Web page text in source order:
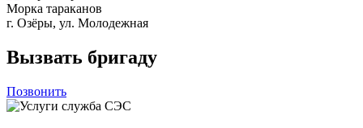
Морка тараканов
г. Озёры, ул. Молодежная
Вызвать бригаду
Позвонить